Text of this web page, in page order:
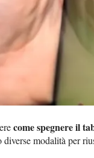
come spegnere il
diverse modalità per